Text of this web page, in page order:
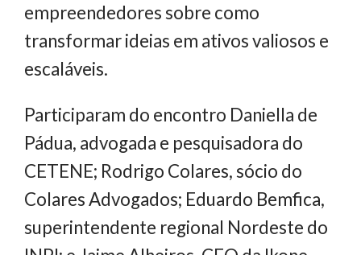
empreendedores sobre como
transformar ideias em ativos valiosos e
escaláveis.
Participaram do encontro Daniella de
Pádua, advogada e pesquisadora do
CETENE; Rodrigo Colares, sócio do
Colares Advogados; Eduardo Bemfica,
superintendente regional Nordeste do